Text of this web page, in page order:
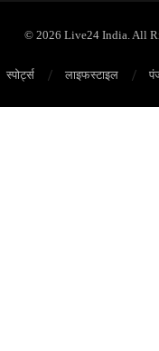
© 2026 Live24 India. All
स्पोर्ट्स लाइफस्टाइल